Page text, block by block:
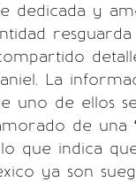
dedicada y
La
uno de ellos
de una
lo que indica
ya son